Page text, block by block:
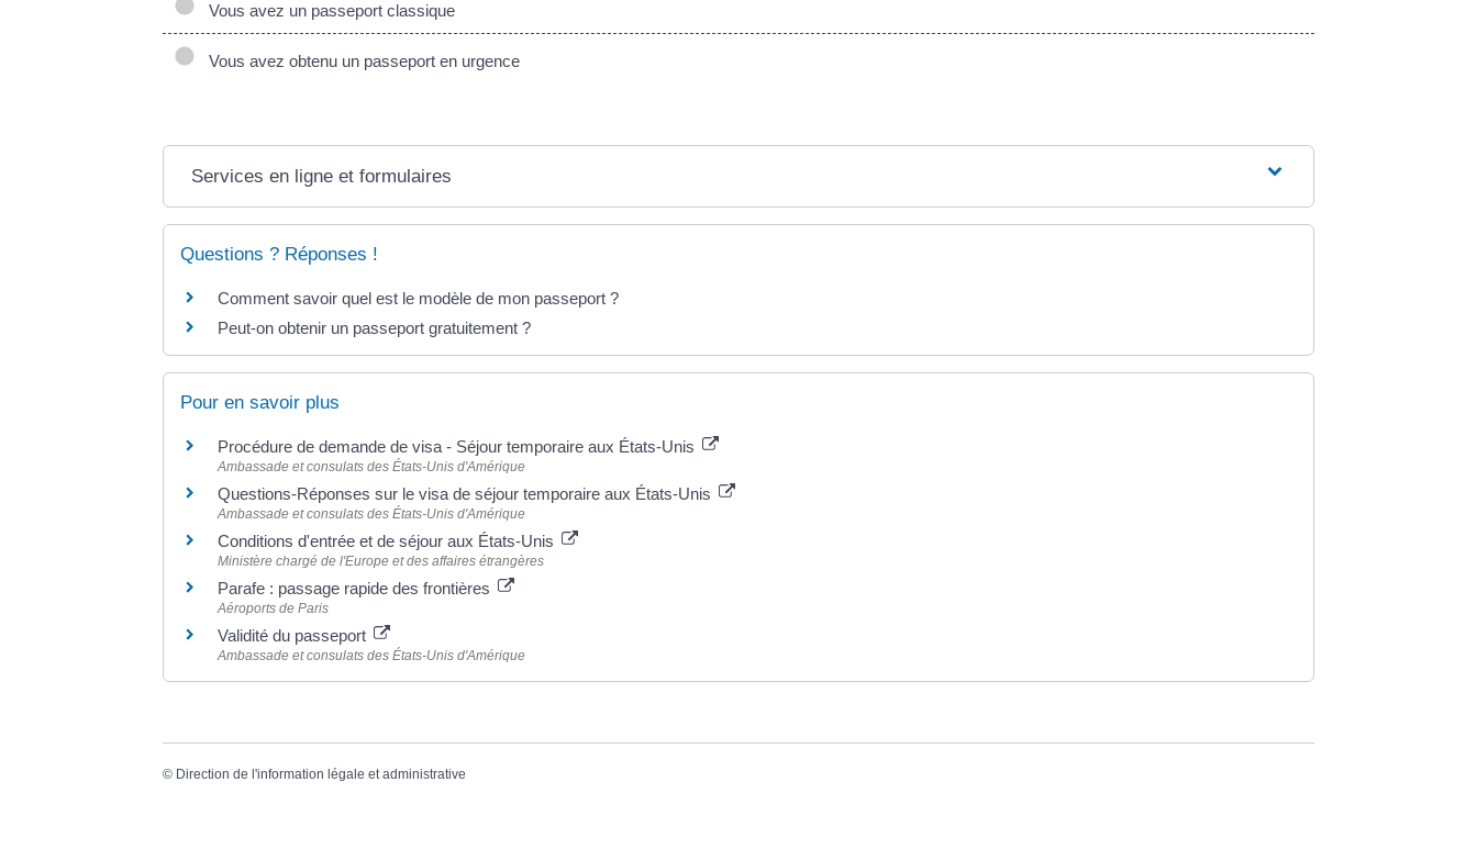
Vous avez un passeport classique
Vous avez obtenu un passeport en urgence
Services en ligne et formulaires
Questions ? Réponses !
Comment savoir quel est le modèle de mon passeport ?
Peut-on obtenir un passeport gratuitement ?
Pour en savoir plus
Procédure de demande de visa - Séjour temporaire aux États-Unis
Ambassade et consulats des États-Unis d'Amérique
Questions-Réponses sur le visa de séjour temporaire aux États-Unis
Ambassade et consulats des États-Unis d'Amérique
Conditions d'entrée et de séjour aux États-Unis
Ministère chargé de l'Europe et des affaires étrangères
Parafe : passage rapide des frontières
Aéroports de Paris
Validité du passeport
Ambassade et consulats des États-Unis d'Amérique
© Direction de l'information légale et administrative